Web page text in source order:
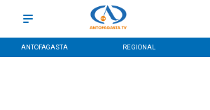
ANTOFAGASTA REGIONAL